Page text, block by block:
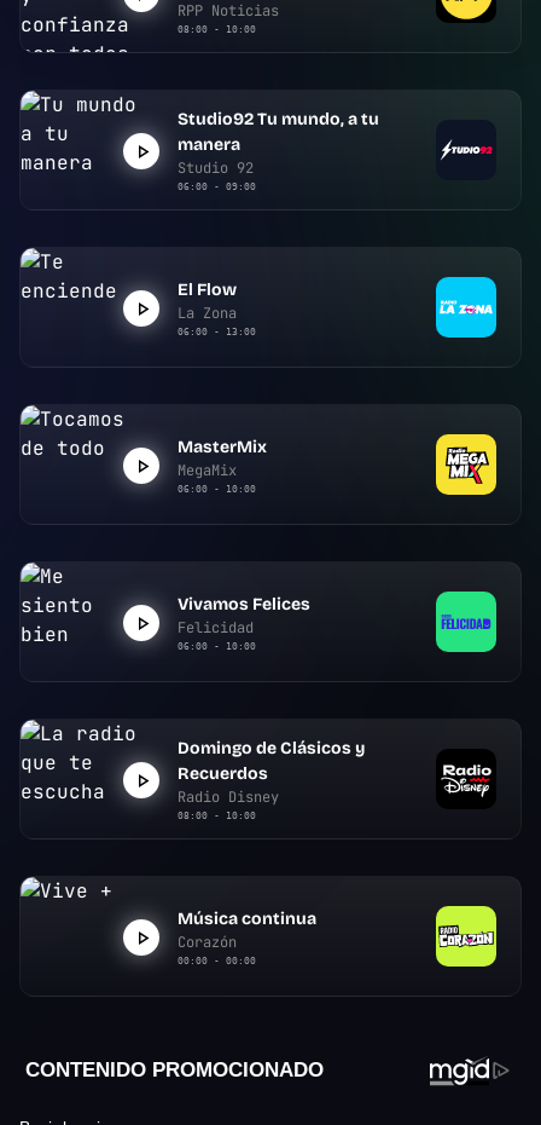
RPP Noticias
08:00 - 10:00
Studio92 Tu mundo, a tu
manera
Studio 92
06:00 - 09:00
El Flow
La Zona
06:00 - 13:00
MasterMix
MegaMix
06:00 - 10:00
Vivamos Felices
Felicidad
06:00 - 10:00
Domingo de Clásicos y
Recuerdos
Radio Disney
08:00 - 10:00
Música continua
Corazón
00:00 - 00:00